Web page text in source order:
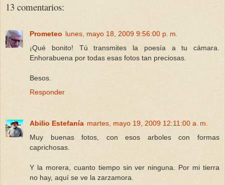
13 comentarios:
Prometeo lunes, mayo 18, 2009 9:56:00 p. m.
¡Qué bonito! Tú transmites la poesía a tu cámara.
Enhorabuena por todas esas fotos tan preciosas.
Besos.
Responder
Abilio Estefanía martes, mayo 19, 2009 12:11:00 a. m.
Muy buenas fotos, con esos arboles con formas
caprichosas.
Y la morera, cuanto tiempo sin ver ninguna. Por mi tierra
no hay, aquí se ve la zarzamora.